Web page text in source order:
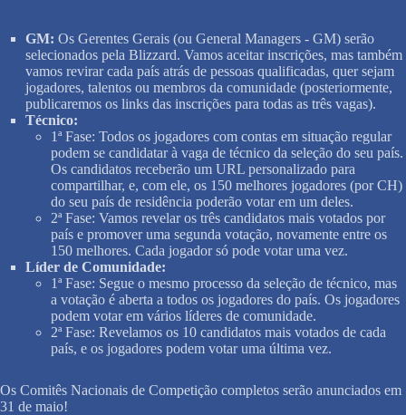
GM: Os Gerentes Gerais (ou General Managers - GM) serão
selecionados pela Blizzard. Vamos aceitar inscrições, mas também
vamos revirar cada país atrás de pessoas qualificadas, quer sejam
jogadores, talentos ou membros da comunidade (posteriormente,
publicaremos os links das inscrições para todas as três vagas).
Técnico:
1ª Fase: Todos os jogadores com contas em situação regular
podem se candidatar à vaga de técnico da seleção do seu país.
Os candidatos receberão um URL personalizado para
compartilhar, e, com ele, os 150 melhores jogadores (por CH)
do seu país de residência poderão votar em um deles.
2ª Fase: Vamos revelar os três candidatos mais votados por
país e promover uma segunda votação, novamente entre os
150 melhores. Cada jogador só pode votar uma vez.
Líder de Comunidade:
1ª Fase: Segue o mesmo processo da seleção de técnico, mas
a votação é aberta a todos os jogadores do país. Os jogadores
podem votar em vários líderes de comunidade.
2ª Fase: Revelamos os 10 candidatos mais votados de cada
país, e os jogadores podem votar uma última vez.
Os Comitês Nacionais de Competição completos serão anunciados em
31 de maio!